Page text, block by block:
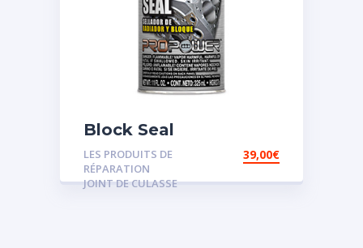
Block Seal
LES PRODUITS DE
RÉPARATION
JOINT DE CULASSE
39,00€